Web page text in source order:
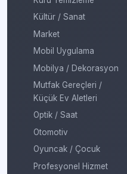
Kültür / Sanat
Market
Mobil Uygulama
Mobilya / Dekorasyon
Mutfak Gereçleri /
Küçük Ev Aletleri
Optik / Saat
Otomotiv
Oyuncak / Çocuk
Profesyonel Hizmet